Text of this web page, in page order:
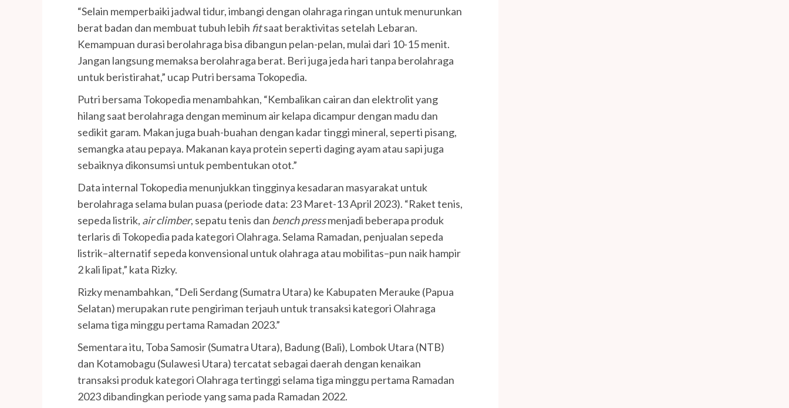
“Selain memperbaiki jadwal tidur, imbangi dengan olahraga ringan untuk menurunkan
berat badan dan membuat tubuh lebih fitsaat beraktivitas setelah Lebaran.
Kemampuan durasi berolahraga bisa dibangun pelan-pelan, mulai dari 10-15 menit.
Jangan langsung memaksa berolahraga berat. Beri juga jeda hari tanpa berolahraga
untuk beristirahat,” ucap Putri bersama Tokopedia.
Putri bersama Tokopedia menambahkan, “Kembalikan cairan dan elektrolit yang
hilang saat berolahraga dengan meminum air kelapa dicampur dengan madu dan
sedikit garam. Makan juga buah-buahan dengan kadar tinggi mineral, seperti pisang,
semangka atau pepaya. Makanan kaya protein seperti daging ayam atau sapi juga
sebaiknya dikonsumsi untuk pembentukan otot.”
Data internal Tokopedia menunjukkan tingginya kesadaran masyarakat untuk
berolahraga selama bulan puasa (periode data: 23 Maret-13 April 2023). “Raket tenis,
sepeda listrik, air climber, sepatu tenis dan bench pressmenjadi beberapa produk
terlaris di Tokopedia pada kategori Olahraga. Selama Ramadan, penjualan sepeda
listrik–alternatif sepeda konvensional untuk olahraga atau mobilitas–pun naik hampir
2 kali lipat,” kata Rizky.
Rizky menambahkan, “Deli Serdang (Sumatra Utara) ke Kabupaten Merauke (Papua
Selatan) merupakan rute pengiriman terjauh untuk transaksi kategori Olahraga
selama tiga minggu pertama Ramadan 2023.”
Sementara itu, Toba Samosir (Sumatra Utara), Badung (Bali), Lombok Utara (NTB)
dan Kotamobagu (Sulawesi Utara) tercatat sebagai daerah dengan kenaikan
transaksi produk kategori Olahraga tertinggi selama tiga minggu pertama Ramadan
2023 dibandingkan periode yang sama pada Ramadan 2022.